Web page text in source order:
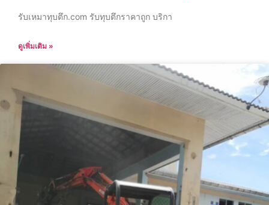
รับเหมาทุบตึก.com รับทุบตึกราคาถูก บริกา
ดูเพิ่มเติม »